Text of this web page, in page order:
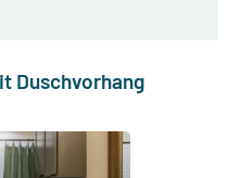
Duschvorhang